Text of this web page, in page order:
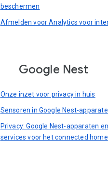
beschermen
Afmelden voor Analytics voor
Google Nest
Onze inzet voor privacy in huis
Sensoren in Google Nest-
Privacy: Google Nest-apparaten
services voor het connected home